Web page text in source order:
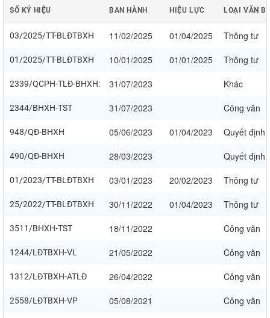
SỐ KÝ HIỆU BAN HÀNH HIỆU LỰC LOẠI VĂN
03/2025/TT-BLĐTBXH 11/02/2025 01/04/2025 Thông tư
01/2025/TT-BLĐTBXH 10/01/2025 01/01/2025 Thông tư
2339/QCPH-TLĐ-BHXH: 31/07/2023 Khác
2344/BHXH-TST 31/07/2023 Công văn
948/QĐ-BHXH 05/06/2023 01/04/2023 Quyết định
490/QĐ-BHXH 28/03/2023 Quyết định
01/2023/TT-BLĐTBXH 03/01/2023 20/02/2023 Thông tư
25/2022/TT-BLĐTBXH 30/11/2022 01/04/2023 Thông tư
3511/BHXH-TST 18/11/2022 Công văn
1244/LĐTBXH-VL 21/05/2022 Công văn
1312/LĐTBXH-ATLĐ 26/04/2022 Công văn
2558/LĐTBXH-VP 05/08/2021 Công văn